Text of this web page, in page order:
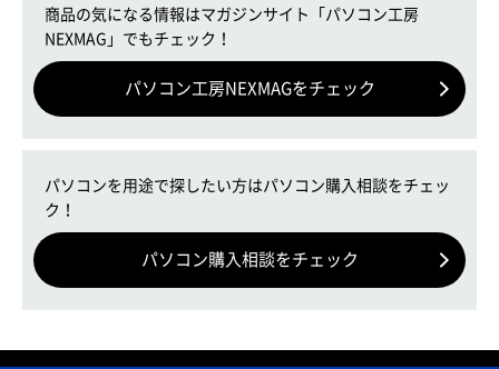
商品の気になる情報はマガジンサイト「パソコン工房
NEXMAG」でもチェック！
パソコン工房NEXMAGをチェック
パソコンを用途で探したい方はパソコン購入相談をチェッ
ク！
パソコン購入相談をチェック